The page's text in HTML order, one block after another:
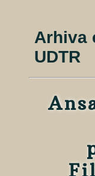
Arhiva
UDTR